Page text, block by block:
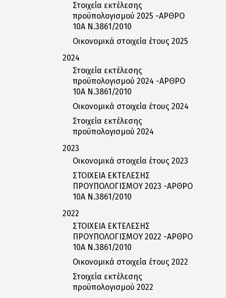
Στοιχεία εκτέλεσης
προϋπολογισμού 2025 -ΑΡΘΡΟ
10Α Ν.3861/2010
Οικονομικά στοιχεία έτους 2025
2024
Στοιχεία εκτέλεσης
προϋπολογισμού 2024 -ΑΡΘΡΟ
10Α Ν.3861/2010
Οικονομικά στοιχεία έτους 2024
Στοιχεία εκτέλεσης
προϋπολογισμού 2024
2023
Οικονομικά στοιχεία έτους 2023
ΣΤΟΙΧΕΙΑ ΕΚΤΕΛΕΣΗΣ
ΠΡΟΥΠΟΛΟΓΙΣΜΟΥ 2023 -ΑΡΘΡΟ
10Α Ν.3861/2010
2022
ΣΤΟΙΧΕΙΑ ΕΚΤΕΛΕΣΗΣ
ΠΡΟΥΠΟΛΟΓΙΣΜΟΥ 2022 -ΑΡΘΡΟ
10Α Ν.3861/2010
Οικονομικά στοιχεία έτους 2022
Στοιχεία εκτέλεσης
προϋπολογισμού 2022